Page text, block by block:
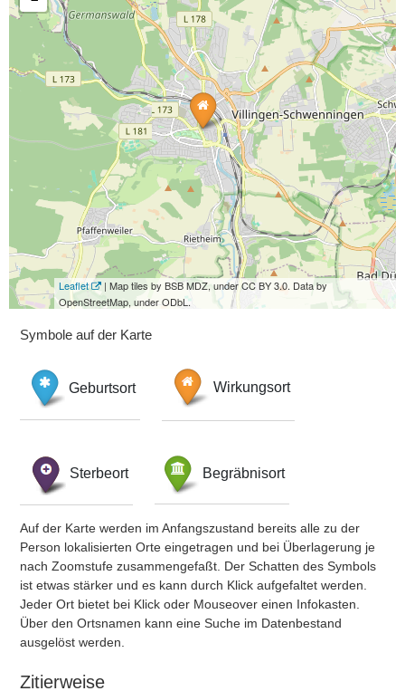
Leaflet
| Map tiles by BSB MDZ, under CC BY 3.0. Data by
OpenStreetMap, under ODbL.
Symbole auf der Karte
Geburtsort Wirkungsort
Sterbeort Begräbnisort
Auf der Karte werden im Anfangszustand bereits alle zu der
Person lokalisierten Orte eingetragen und bei Überlagerung je
nach Zoomstufe zusammengefaßt. Der Schatten des Symbols
ist etwas stärker und es kann durch Klick aufgefaltet werden.
Jeder Ort bietet bei Klick oder Mouseover einen Infokasten.
Über den Ortsnamen kann eine Suche im Datenbestand
ausgelöst werden.
Zitierweise